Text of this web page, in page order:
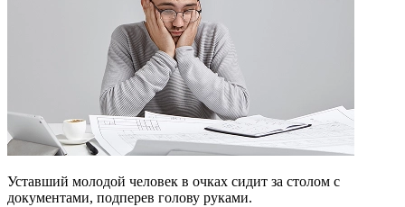
Уставший молодой человек в очках сидит за столом с
документами, подперев голову руками.